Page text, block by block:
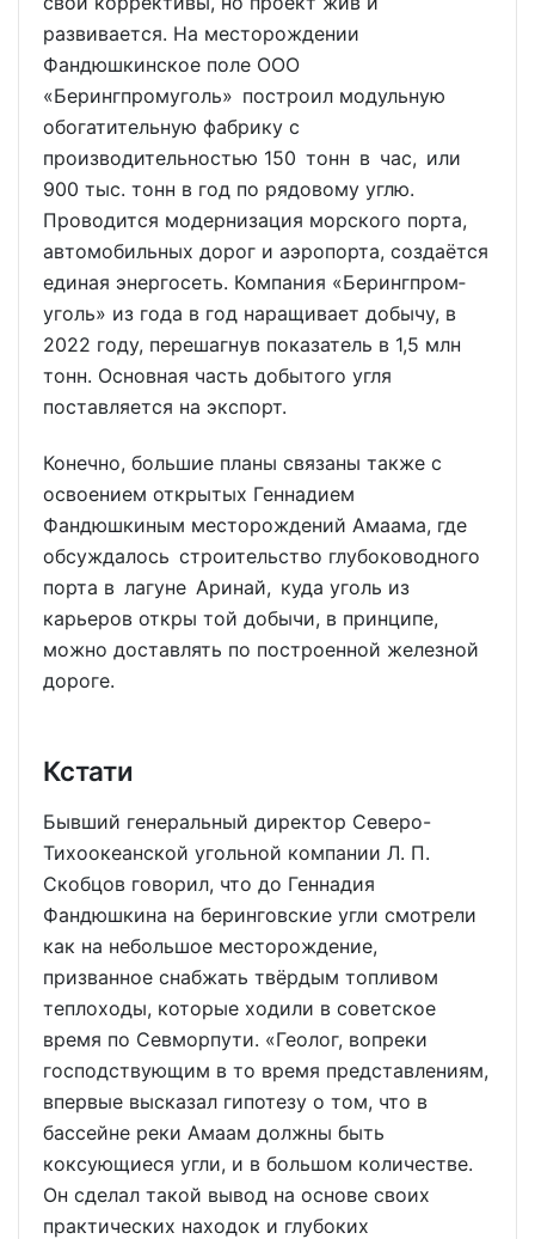
развивается. На месторождении
Фандюшкинское поле ООО
«Берингпромуголь» построил модульную
обогатительную фабрику с
производительностью 150 тонн в час, или
900 тыс. тонн в год по рядовому углю.
Проводится модернизация морского порта,
автомобильных дорог и аэропорта, создаётся
единая энергосеть. Компания «Берингпром­
уголь» из года в год наращивает добычу, в
2022 году, перешагнув показатель в 1,5 млн
тонн. Основная часть добытого угля
поставляется на экспорт.
Конечно, большие планы связаны также с
освоением открытых Геннадием
Фандюшкиным месторождений Амаама, где
обсуждалось строительство глубоководного
порта в лагуне Аринай, куда уголь из
карьеров откры­ той добычи, в принципе,
можно доставлять по построенной железной
дороге.
Кстати
Бывший генеральный директор Северо-
Тихоокеанской угольной компании Л. П.
Скобцов говорил, что до Геннадия
Фандюшкина на беринговские угли смотрели
как на небольшое месторождение,
призванное снабжать твёрдым топливом
теплоходы, которые ходили в советское
время по Севморпути. «Геолог, вопреки
господствующим в то время представлениям,
впервые высказал гипотезу о том, что в
бассейне реки Амаам должны быть
коксующиеся угли, и в большом количестве.
Он сделал такой вывод на основе своих
практических находок и глубоких